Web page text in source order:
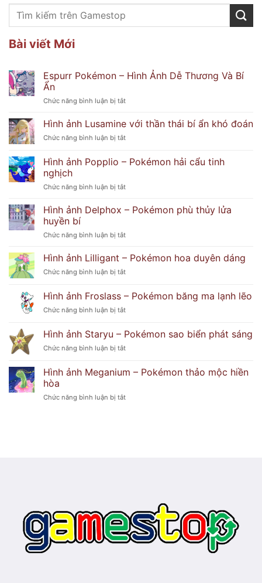
Bài viết Mới
Espurr Pokémon – Hình Ảnh Dễ Thương Và Bí
Ẩn
Chức năng bình luận bị tắtở
Pokémon
Hình
Dễ
Bí
Hình ảnh Lusamine với thần thái bí ẩn khó đoán
Chức năng bình luận bị tắtở
ảnh
Lusamine
thần
đoán
Hình ảnh Popplio – Pokémon hải cẩu tinh
nghịch
Chức năng bình luận bị tắtở
ảnh
Popplio
Pokémon
cẩu
nghịch
Hình ảnh Delphox – Pokémon phù thủy lửa
huyền bí
Chức năng bình luận bị tắtở
ảnh
Delphox
–
phù
lửa
bí
Hình ảnh Lilligant – Pokémon hoa duyên dáng
Chức năng bình luận bị tắtở
ảnh
Lilligant
–
hoa
dáng
Hình ảnh Froslass – Pokémon băng ma lạnh lẽo
Chức năng bình luận bị tắtở
ảnh
Froslass
–
băng
lẽo
Hình ảnh Staryu – Pokémon sao biển phát sáng
Chức năng bình luận bị tắtở
Staryu
Pokémon
Hình ảnh Meganium – Pokémon thảo mộc hiền
hòa
Chức năng bình luận bị tắtở